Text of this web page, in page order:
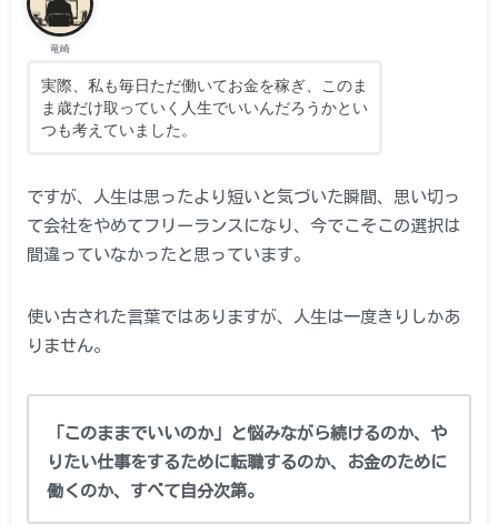
竜崎
実際、私も毎日ただ働いてお金を稼ぎ、このま
ま歳だけ取っていく人生でいいんだろうかとい
つも考えていました。
ですが、人生は思ったより短いと気づいた瞬間、思い切っ
て会社をやめてフリーランスになり、今でこそこの選択は
間違っていなかったと思っています。
使い古された言葉ではありますが、人生は一度きりしかあ
りません。
「このままでいいのか」と悩みながら続けるのか、や
りたい仕事をするために転職するのか、お金のために
働くのか、すべて自分次第。